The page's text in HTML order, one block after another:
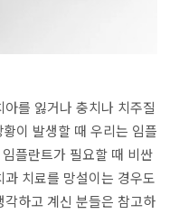
를 잃거나 충치나 치주질
이 발생할 때 우리는 임플
플란트가 필요할 때 비싼
치료를 망설이는 경우도
하고 계신 분들은 참고하